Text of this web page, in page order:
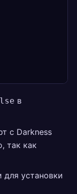
в
с Darkness
так как
установки